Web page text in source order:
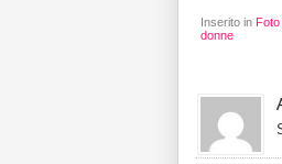
Inserito in
donne